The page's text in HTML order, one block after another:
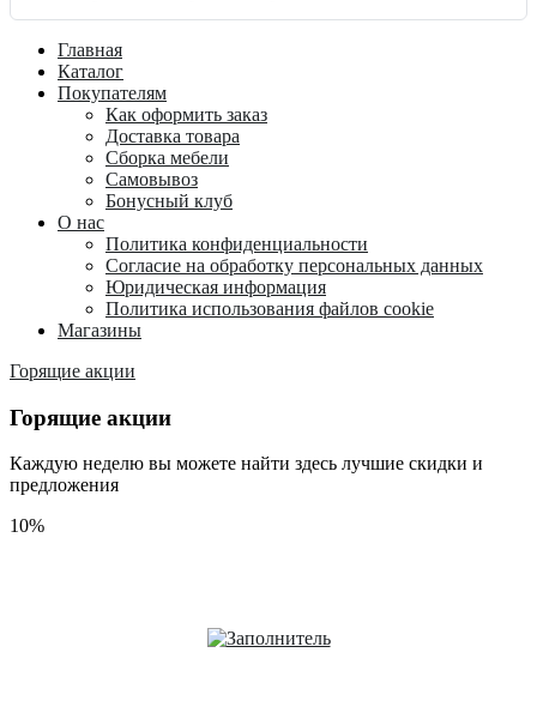
Главная
Каталог
Покупателям
Как оформить заказ
Доставка товара
Сборка мебели
Самовывоз
Бонусный клуб
О нас
Политика конфиденциальности
Согласие на обработку персональных данных
Юридическая информация
Политика использования файлов cookie
Магазины
Горящие акции
Горящие акции
Каждую неделю вы можете найти здесь лучшие скидки и
предложения
10%